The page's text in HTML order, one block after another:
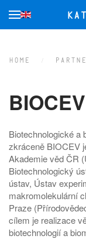
Skip to main
HOME
Biotechnologické a
zkráceně BIOCEV
Akademie věd ČR
Biotechnologický
ústav, Ústav
makromolekulární
Praze
cílem je realizace
biotechnologií a